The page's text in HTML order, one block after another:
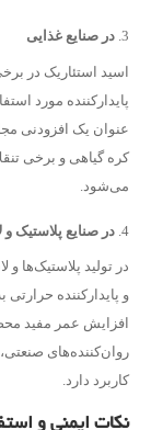
در صنایع غذایی
اسید استئاریک در
پایدارکننده مورد
عنوان یک افزودنی
کره گیاهی و برخی
می‌شود.
در صنایع پلاستیک و
در تولید پلاستیک‌ها و
و پایدارکننده
افزایش عمر مفید
روان‌کننده‌های
کاربرد دارد.
نکات ایمنی و